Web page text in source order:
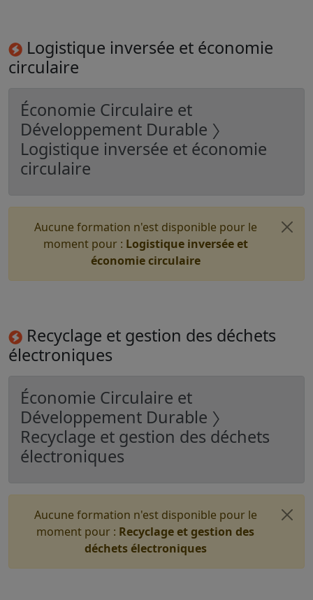
Logistique inversée et économie
circulaire
Économie Circulaire et
Développement Durable 〉
Logistique inversée et économie
circulaire
Aucune formation n'est disponible pour le
moment pour : Logistique inversée et
économie circulaire
Recyclage et gestion des déchets
électroniques
Économie Circulaire et
Développement Durable 〉
Recyclage et gestion des déchets
électroniques
Aucune formation n'est disponible pour le
moment pour : Recyclage et gestion des
déchets électroniques